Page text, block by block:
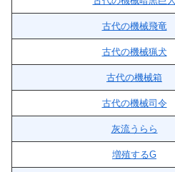
古代の機械飛竜
古代の機械猟犬
古代の機械箱
古代の機械司令
灰流うらら
増殖するG